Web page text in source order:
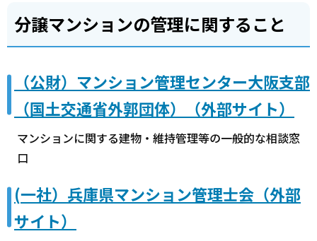
分譲マンションの管理に関すること
（公財）マンション管理センター大阪支部
（国土交通省外郭団体）（外部サイト）
マンションに関する建物・維持管理等の一般的な相談窓
口
(一社）兵庫県マンション管理士会（外部
サイト）